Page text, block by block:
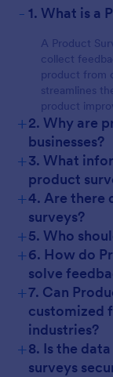
- 1. What is a
A Product
collect
product from
streamlines
product
+2. Why are
businesses?
+3. What
product
+4. Are there
surveys?
+5. Who
+6. How do
solve
+7. Can
customized
industries?
+8. Is the
surveys